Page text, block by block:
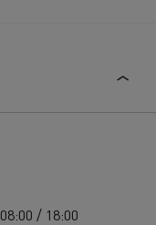
08:00 / 18:00